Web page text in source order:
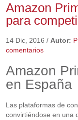
Amazon
para
14 Dic, 2016 / Autor:
comentarios
Amazon
en España
Las plataformas de
convirtiéndose en una